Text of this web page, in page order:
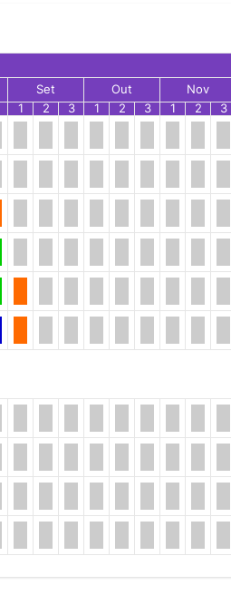
Set Out Nov
1 2 3 1 2 3 1 2 3